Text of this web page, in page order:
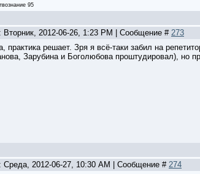
95
Вторник, 2012-06-26, 1:23 PM | Сообщение # 273
практика решает. Зря я всё-таки забил на
Зарубина и Боголюбова проштудировал), но
Среда, 2012-06-27, 10:30 AM | Сообщение # 274